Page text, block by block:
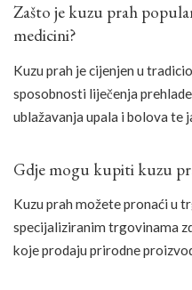
Zašto je kuzu prah
medicini?
Kuzu prah je cijenjen u
sposobnosti liječenja
ublažavanja upala i bolova te
Gdje mogu kupiti kuzu
Kuzu prah možete pronaći u
specijaliziranim trgovinama
koje prodaju prirodne